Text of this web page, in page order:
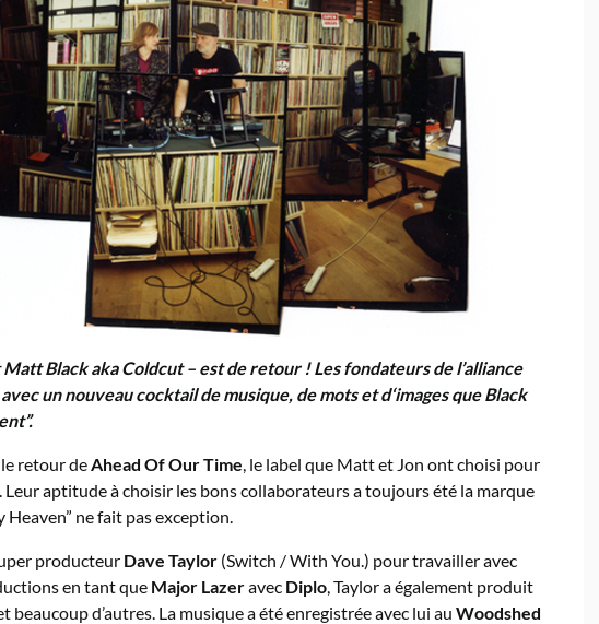
Black aka Coldcut – est de retour ! Les fondateurs de l’alliance
un nouveau cocktail de musique, de mots et d‘images que Black
retour deAhead Of Our Time, le label que Matt et Jon ont choisi pour
aptitude à choisir les bons collaborateurs a toujours été la marque
Heaven” ne fait pas exception.
producteur Dave Taylor (Switch / With You.) pour travailler avec
en tant que Major Lazeravec Diplo, Taylor a également produit
beaucoup d’autres. La musique a été enregistrée avec lui au Woodshed